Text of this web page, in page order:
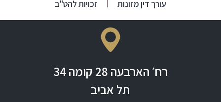
עורך דין מזונות
זכויות להט"ב
רח׳ הארבעה 28 קומה 34
תל אביב